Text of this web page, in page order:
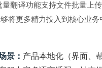
量翻译功能支持文件批量上
将更多精力投入到核心业务
景： 产品本地化（界面、